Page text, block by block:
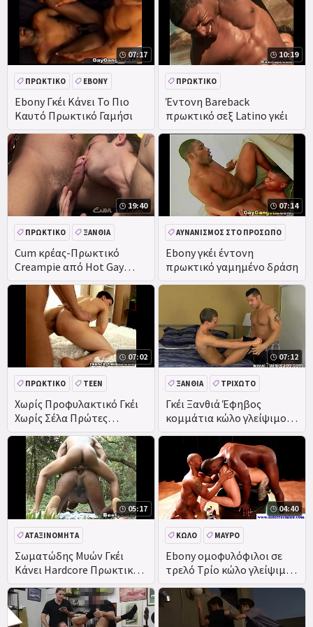
07:17
Ebony Γκέι Κάνει Το Πιο
Καυτό Πρωκτικό Γαμήσι
ΠΡΩΚΤΙΚΌ EBONY
10:19
Έντονη Bareback
πρωκτικό σεξ Latino γκέι
ΠΡΩΚΤΙΚΌ
ΑΥΝΑΝΙΣΜΌΣ ΣΤΟ ΠΡΌΣΩΠΟ
ΚΏΛΟ
ΠΊΠΑ
19:40
Cum κρέας-Πρωκτικό
Creampie από Hot Gay
Twink
ΠΡΩΚΤΙΚΌ ΞΑΝΘΙΆ
07:14
Ebony γκέι έντονη
πρωκτικό γαμημένο δράση
ΑΥΝΑΝΙΣΜΌΣ ΣΤΟ ΠΡΌΣΩΠΟ
ΜΕΓΆΛΟ ΚΑΒΛΊ
ΜΑΎΡΟ
EBONY
07:02
Χωρίς Προφυλακτικό Γκέι
Χωρίς Σέλα Πρώτες
Πρωκτικό Γαμήσι
ΠΡΩΚΤΙΚΌ
TEEN
ΜΑΛΑΚΊΑ
ΜΕΓΆΛΟ ΚΑΒΛΊ
07:12
Γκέι Ξανθιά Έφηβος
κομμάτια κώλο γλείψιμο η
περιτομή αρκούδα φτάνει
ΞΑΝΘΙΆ
ΤΡΙΧΩΤΌ
ΠΡΩΚΤΙΚΌ
DEEPTHROAT
05:17
Σωματώδης Μυών Γκέι
Κάνει Hardcore Πρωκτικό
Σεξ
ΑΤΑΞΙΝΌΜΗΤΑ
04:40
Ebony ομοφυλόφιλοι σε
τρελό Τρίο κώλο γλείψιμο
λευκό κώλο
ΚΏΛΟ
ΜΑΎΡΟ
ΔΙΑΦΥΛΕΤΙΚΌΣ
ΕΡΑΣΙΤΕΧΝΙΚΌ